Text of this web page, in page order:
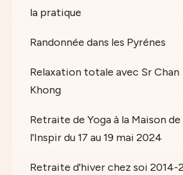
la pratique
Randonnée dans les Pyrénes
Relaxation totale avec Sr Chan
Khong
Retraite de Yoga à la Maison de
l'Inspir du 17 au 19 mai 2024
Retraite d'hiver chez soi 2014-